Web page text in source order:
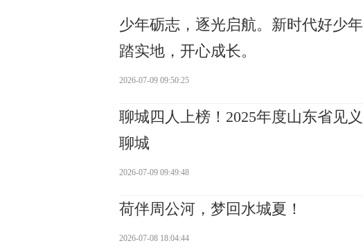
少年砺志，逐光启航。新时代好少
踏实地，开心成长。
2026-07-09 09:50:25
聊城四人上榜！2025年度山东省见
聊城
2026-07-09 09:49:48
荷伴周公河，梦回水城夏！
2026-07-08 18:04:44